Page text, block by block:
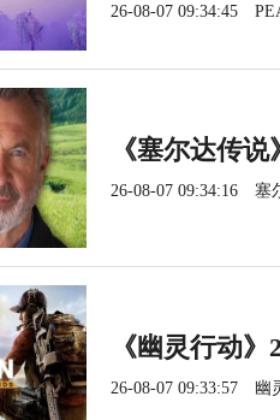
26-08-07 09:34:45
《塞尔达传
26-08-07 09:34:16 塞
《幽灵行动
26-08-07 09:33:57 幽